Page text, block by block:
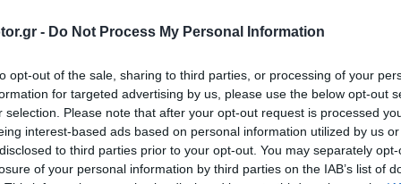
- Do Not Process My Personal Information
opt-out of the sale, sharing to third parties, or processing of your
for targeted advertising by us, please use the below opt-out
selection. Please note that after your opt-out request is processed
interest-based ads based on personal information utilized by us
to third parties prior to your opt-out. You may separately
of your personal information by third parties on the IAB’s list of
BUY NOW
ΝΕΑ MERCEDES GLB
ME 119 ΕΥΡΩ ΤΟ ΜΗΝΑ